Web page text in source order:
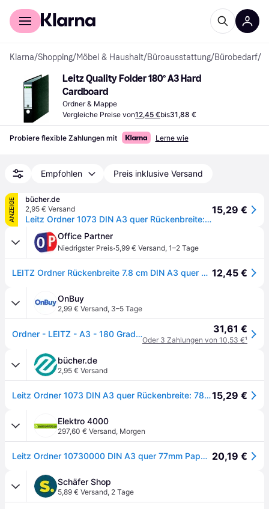
Für Shopper
Klarna/Shopping/Möbel & Haushalt/Büroausstattung/Bürobedarf/
Leitz Quality Folder 180° A3 Hard
Cardboard
Ordner & Mappe
Vergleiche Preise von12,45 €bis31,88 €
Probiere flexible Zahlungen mit Lerne wie
Empfohlen Preis inklusive Versand
ANZEIGE
bücher.de
2,95 € Versand
Leitz Ordner 1073 DIN A3 quer Rückenbreite: 78 mm Schwarz Wolkenmarmor 2 Bügel 10730000
15,29 €
Office Partner
Niedrigster Preis·5,99 € Versand, 1–2 Tage
LEITZ Ordner Rückenbreite 7.8 cm DIN A3 quer Karton schwarz marmoriert 12,45 €
OnBuy
2,99 € Versand, 3–5 Tage
Ordner - LEITZ - A3 - 180 Grad - Schwarz - 77 mm - Karton 31,61 €
Oder 3 Zahlungen von 10,53 €¹
bücher.de
2,95 € Versand
Leitz Ordner 1073 DIN A3 quer Rückenbreite: 78 mm Schwarz Wolkenmarmor 2 Bügel 1073000015,29 €
Elektro 4000
297,60 € Versand, Morgen
Leitz Ordner 10730000 DIN A3 quer 77mm Pappe schwarz 120023500 20,19 €
Schäfer Shop
5,89 € Versand, 2 Tage